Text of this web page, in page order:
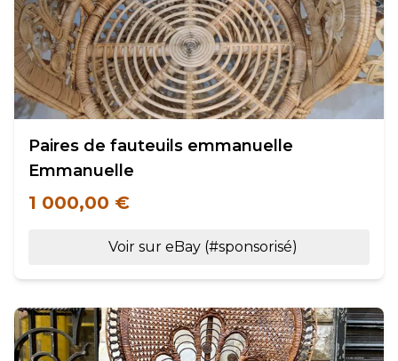
Paires de fauteuils emmanuelle
Emmanuelle
1 000,00 €
Voir sur eBay (#sponsorisé)